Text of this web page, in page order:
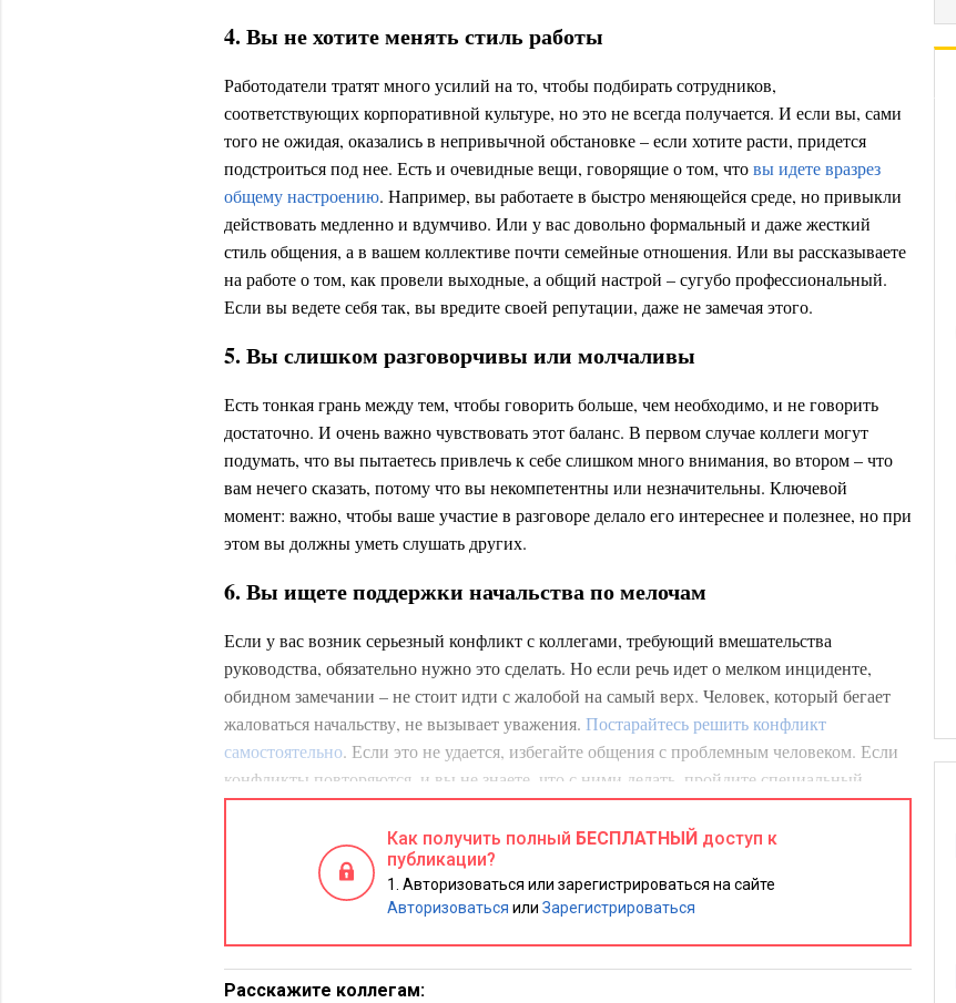
4. Вы не хотите менять стиль работы
Работодатели тратят много усилий на то, чтобы подбирать сотрудников,
соответствующих корпоративной культуре, но это не всегда получается. И если вы, сами
того не ожидая, оказались в непривычной обстановке – если хотите расти, придется
подстроиться под нее. Есть и очевидные вещи, говорящие о том, чтовы идете вразрез
общему настроению. Например, вы работаете в быстро меняющейся среде, но привыкли
действовать медленно и вдумчиво. Или у вас довольно формальный и даже жесткий
стиль общения, а в вашем коллективе почти семейные отношения. Или вы рассказываете
на работе о том, как провели выходные, а общий настрой – сугубо профессиональный.
Если вы ведете себя так, вы вредите своей репутации, даже не замечая этого.
5. Вы слишком разговорчивы или молчаливы
Есть тонкая грань между тем, чтобы говорить больше, чем необходимо, и не говорить
достаточно. И очень важно чувствовать этот баланс. В первом случае коллеги могут
подумать, что вы пытаетесь привлечь к себе слишком много внимания, во втором – что
вам нечего сказать, потому что вы некомпетентны или незначительны. Ключевой
момент: важно, чтобы ваше участие в разговоре делало его интереснее и полезнее, но при
этом вы должны уметь слушать других.
6. Вы ищете поддержки начальства по мелочам
Если у вас возник серьезный конфликт с коллегами, требующий вмешательства
руководства, обязательно нужно это сделать. Но если речь идет о мелком инциденте,
обидном замечании – не стоит идти с жалобой на самый верх. Человек, который бегает
жаловаться начальству, не вызывает уважения. Постарайтесь решить конфликт
самостоятельно. Если это не удается, избегайте общения с проблемным человеком. Если
конфликты повторяются, и вы не знаете, что с ними делать, пройдите специальный
тренинг.
7. Вы игнорируете свои плохие привычки
Вашему успеху на работе могут мешать плохие привычки, которых вы не замечаете,
сильнее всего бьет по вашей репутации. Чтобы осознать свои вредные привычки,
Как получить полный БЕСПЛАТНЫЙ доступ к
публикации?
Авторизоваться или зарегистрироваться на сайте
Авторизоваться или Зарегистрироваться
Расскажите коллегам: